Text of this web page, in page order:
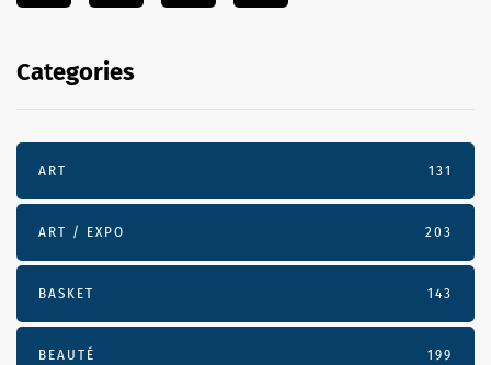
Categories
ART 131
ART / EXPO 203
BASKET 143
BEAUTÉ 199